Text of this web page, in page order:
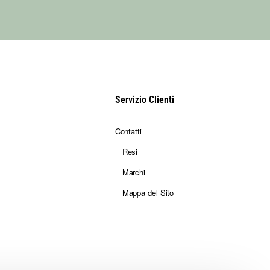
Servizio Clienti
Contatti
Resi
Marchi
Mappa del Sito